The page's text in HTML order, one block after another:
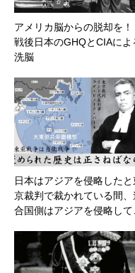
アメリカ脳からの脱却を
戦後日本のGHQとCIAによ
洗脳
日本はアジアを侵略したと
京裁判で裁かれている間、
合国側はアジアを侵略して